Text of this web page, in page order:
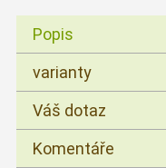
Popis
varianty
Váš dotaz
Komentáře